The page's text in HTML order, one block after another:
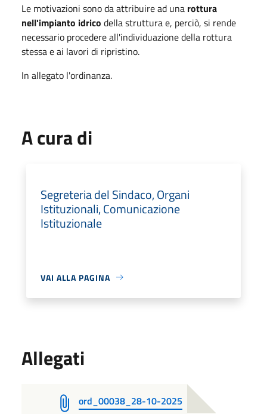
Le motivazioni sono da attribuire ad una rottura
nell'impianto idrico della struttura e, perciò, si rende
necessario procedere all'individuazione della rottura
stessa e ai lavori di ripristino.
In allegato l'ordinanza.
A cura di
Segreteria del Sindaco, Organi
Istituzionali, Comunicazione
Istituzionale
VAI ALLA PAGINA
Allegati
ord_00038_28-10-2025